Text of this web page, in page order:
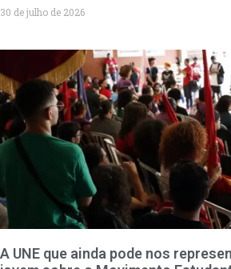
30 de julho de 2026
A UNE que ainda pode nos